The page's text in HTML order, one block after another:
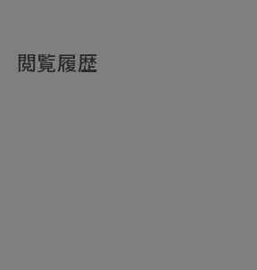
閲覧履歴